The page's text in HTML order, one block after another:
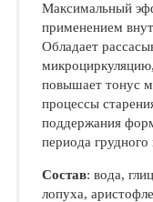
Максимальный
применением
Обладает
повышает тонус
процессы
поддержания
периода грудного
Состав: вода,
лопуха,